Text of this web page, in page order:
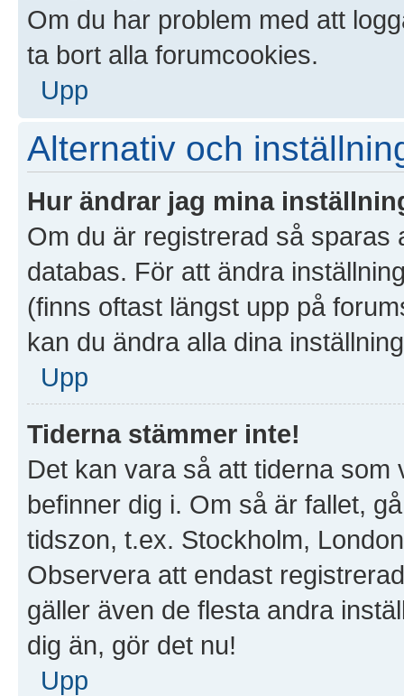
Om du har problem med att
ta bort alla forumcookies.
Upp
Alternativ och
Hur ändrar jag mina
Om du är registrerad så sparas
databas. För att ändra
(finns oftast längst upp på
kan du ändra alla dina
Upp
Tiderna stämmer inte!
Det kan vara så att tiderna
befinner dig i. Om så är fallet,
tidszon, t.ex. Stockholm,
Observera att endast
gäller även de flesta andra
dig än, gör det nu!
Upp